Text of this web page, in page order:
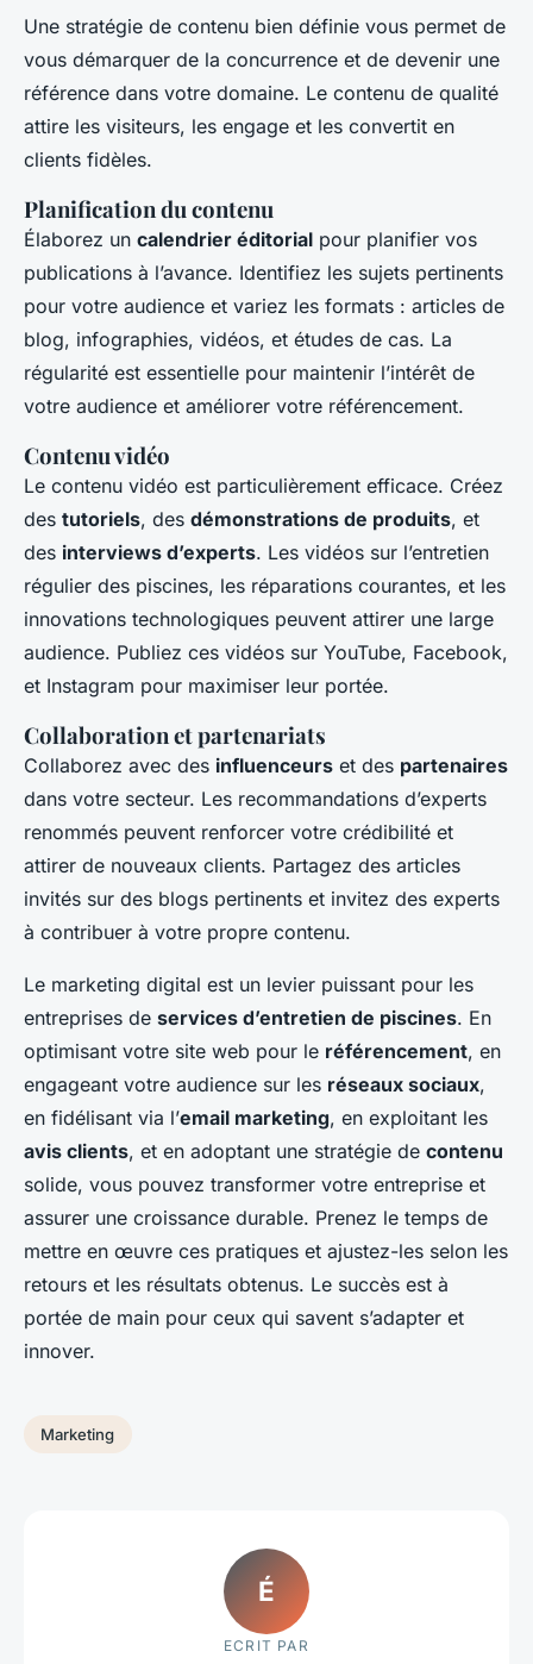
Une stratégie de contenu bien définie vous permet de
vous démarquer de la concurrence et de devenir une
référence dans votre domaine. Le contenu de qualité
attire les visiteurs, les engage et les convertit en
clients fidèles.
Planification du contenu
Élaborez un calendrier éditorial pour planifier vos
publications à l’avance. Identifiez les sujets pertinents
pour votre audience et variez les formats : articles de
blog, infographies, vidéos, et études de cas. La
régularité est essentielle pour maintenir l’intérêt de
votre audience et améliorer votre référencement.
Contenu vidéo
Le contenu vidéo est particulièrement efficace. Créez
des tutoriels, des démonstrations de produits, et
des interviews d’experts. Les vidéos sur l’entretien
régulier des piscines, les réparations courantes, et les
innovations technologiques peuvent attirer une large
audience. Publiez ces vidéos sur YouTube, Facebook,
et Instagram pour maximiser leur portée.
Collaboration et partenariats
Collaborez avec des influenceurs et des partenaires
dans votre secteur. Les recommandations d’experts
renommés peuvent renforcer votre crédibilité et
attirer de nouveaux clients. Partagez des articles
invités sur des blogs pertinents et invitez des experts
à contribuer à votre propre contenu.
Le marketing digital est un levier puissant pour les
entreprises de services d’entretien de piscines. En
optimisant votre site web pour le référencement, en
engageant votre audience sur les réseaux sociaux,
en fidélisant via l’email marketing, en exploitant les
avis clients, et en adoptant une stratégie de contenu
solide, vous pouvez transformer votre entreprise et
assurer une croissance durable. Prenez le temps de
mettre en œuvre ces pratiques et ajustez-les selon les
retours et les résultats obtenus. Le succès est à
portée de main pour ceux qui savent s’adapter et
innover.
Marketing
É
ECRIT PAR